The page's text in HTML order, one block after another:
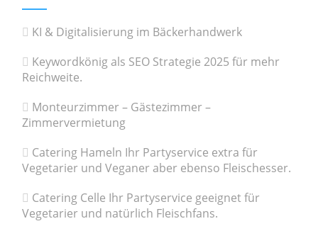
KI & Digitalisierung im Bäckerhandwerk
Keywordkönig als SEO Strategie 2025 für mehr
Reichweite.
Monteurzimmer – Gästezimmer –
Zimmervermietung
Catering Hameln Ihr Partyservice extra für
Vegetarier und Veganer aber ebenso Fleischesser.
Catering Celle Ihr Partyservice geeignet für
Vegetarier und natürlich Fleischfans.